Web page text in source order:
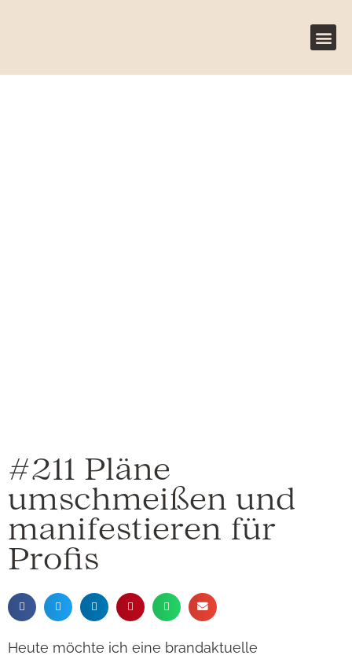
#211 Pläne
umschmeißen und
manifestieren für
Profis
Heute möchte ich eine brandaktuelle